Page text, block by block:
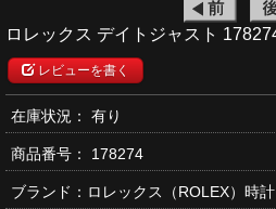
ロレックス デイトジャスト
レビューを書く
在庫状況： 有り
商品番号： 178274
ブランド： ロレックス （ROLEX）時計